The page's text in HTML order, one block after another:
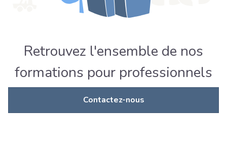
Retrouvez l'ensemble de nos
formations pour professionnels
Contactez-nous